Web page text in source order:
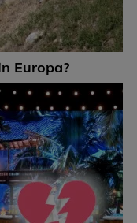
Europa?